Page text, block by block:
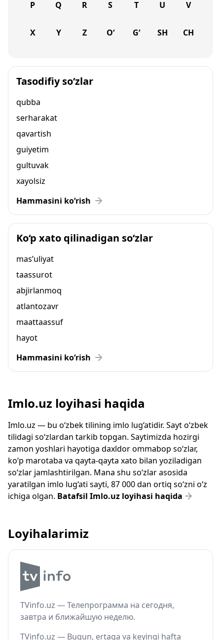
P Q R S T U V
X Y Z O‘ G‘ SH CH
Tasodifiy so‘zlar
qubba
serharakat
qavartish
guiyetim
gultuvak
xayolsiz
Hammasini ko‘rish
Ko‘p xato qilinadigan so‘zlar
mas’uliyat
taassurot
abjirlanmoq
atlantozavr
maattaassuf
hayot
Hammasini ko‘rish
Imlo.uz loyihasi haqida
Imlo.uz — bu o‘zbek tilining imlo lug‘atidir. Sayt o‘zbek
tilidagi so‘zlardan tarkib topgan. Saytimizda hozirgi
zamon yoshlari hayotiga daxldor ommabop so‘zlar,
ko‘p marotaba va qayta-qayta xato bilan yoziladigan
so‘zlar jamlashtirilgan. Mana shu so‘zlar asosida
yaratilgan imlo lug‘ati sayti, 87 000 dan ortiq so‘zni o‘z
ichiga olgan. Batafsil Imlo.uz loyihasi haqida
Loyihalarimiz
TVinfo.uz — Телепрограмма на сегодня,
завтра и ближайшую неделю.
TVinfo.uz — Bugun, ertaga va keyingi hafta